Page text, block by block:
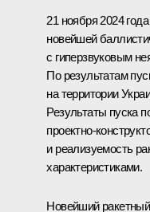
21 ноября 2024
новейшей
с гиперзвуковым
По результатам
на территории
Результаты пуска
проектно-
и реализуемость
характеристиками.
Новейший